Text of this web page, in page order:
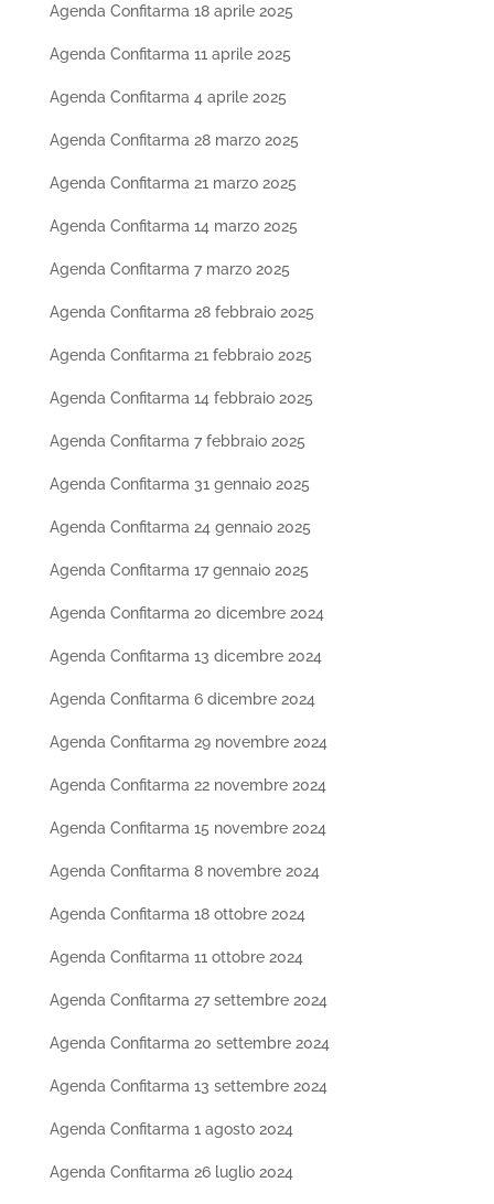
Agenda Confitarma 18 aprile 2025
Agenda Confitarma 11 aprile 2025
Agenda Confitarma 4 aprile 2025
Agenda Confitarma 28 marzo 2025
Agenda Confitarma 21 marzo 2025
Agenda Confitarma 14 marzo 2025
Agenda Confitarma 7 marzo 2025
Agenda Confitarma 28 febbraio 2025
Agenda Confitarma 21 febbraio 2025
Agenda Confitarma 14 febbraio 2025
Agenda Confitarma 7 febbraio 2025
Agenda Confitarma 31 gennaio 2025
Agenda Confitarma 24 gennaio 2025
Agenda Confitarma 17 gennaio 2025
Agenda Confitarma 20 dicembre 2024
Agenda Confitarma 13 dicembre 2024
Agenda Confitarma 6 dicembre 2024
Agenda Confitarma 29 novembre 2024
Agenda Confitarma 22 novembre 2024
Agenda Confitarma 15 novembre 2024
Agenda Confitarma 8 novembre 2024
Agenda Confitarma 18 ottobre 2024
Agenda Confitarma 11 ottobre 2024
Agenda Confitarma 27 settembre 2024
Agenda Confitarma 20 settembre 2024
Agenda Confitarma 13 settembre 2024
Agenda Confitarma 1 agosto 2024
Agenda Confitarma 26 luglio 2024